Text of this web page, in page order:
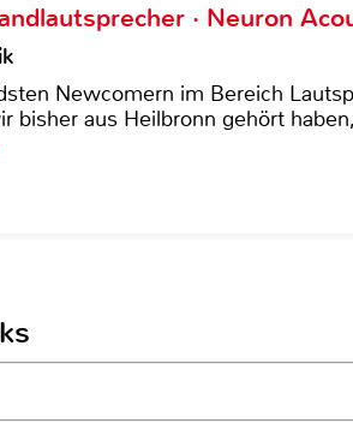
· Neuron
Newcomern im Bereich
bisher aus Heilbronn gehört